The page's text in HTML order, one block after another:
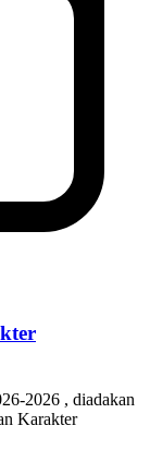
2026 , diadakan
Karakter